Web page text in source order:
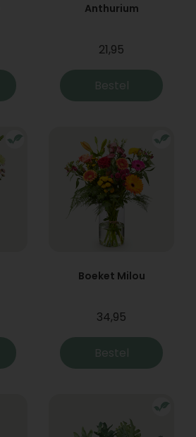
Anthurium
21,95
Bestel
Boeket Milou
34,95
Bestel